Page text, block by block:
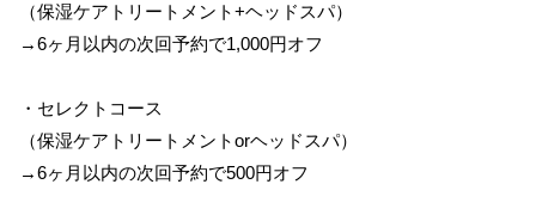
（保湿ケアトリートメント+ヘッドスパ）
→6ヶ月以内の次回予約で1,000円オフ
・セレクトコース
（保湿ケアトリートメントorヘッドスパ）
→6ヶ月以内の次回予約で500円オフ